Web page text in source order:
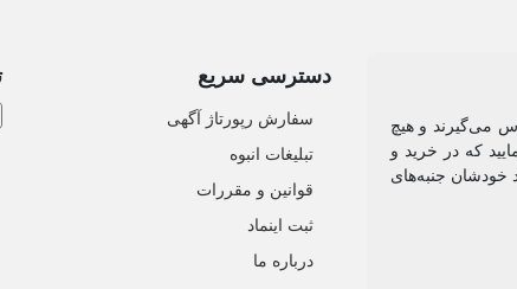
می‌گیرند و هیچ
که در خرید و
خودشان جنبه‌های
دسترسی سریع
سفارش رپورتاژ آگهی
تبلیغات انبوه
قوانین و مقررات
ثبت اینماد
درباره ما